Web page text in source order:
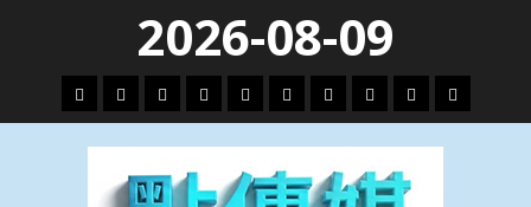
content
2026-08-09
頭
條
財
經
地
方.
會
文
教.
技
專
題
娛
樂
劇
政
治
國
際
運
動
生
活